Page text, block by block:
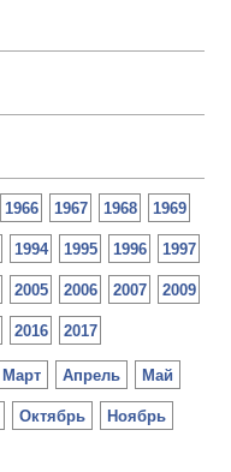
1966 1967 1968 1969
1994 1995 1996 1997
2005 2006 2007 2009
2016 2017
Март Апрель Май
Октябрь Ноябрь